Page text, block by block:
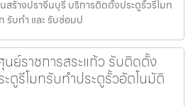
ร้างปราจีนบุรี บริการติดตั้งประตูรั้วรีโมท
รับทำ และ รับซ่อมป
นย์ราชการสระแก้ว รับติดตั้ง
ตูรีโมทรับทำประตูรั้วอัตโนมัติ